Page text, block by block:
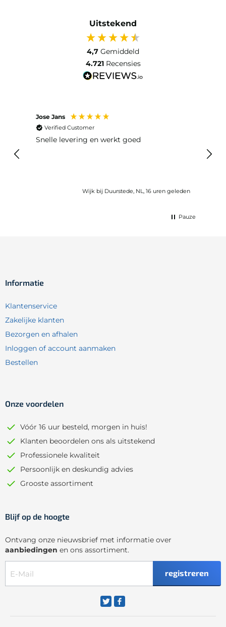
Uitstekend
4,7 Gemiddeld
4.721 Recensies
Jose Jans
Verified Customer
Snelle levering en werkt goed
Wijk bij Duurstede, NL, 16 uren geleden
Pauze
Informatie
Klantenservice
Zakelijke klanten
Bezorgen en afhalen
Inloggen of account aanmaken
Bestellen
Onze voordelen
Vóór 16 uur besteld, morgen in huis!
Klanten beoordelen ons als uitstekend
Professionele kwaliteit
Persoonlijk en deskundig advies
Grooste assortiment
Blijf op de hoogte
Ontvang onze nieuwsbrief met informatie over
aanbiedingen en ons assortiment.
registreren